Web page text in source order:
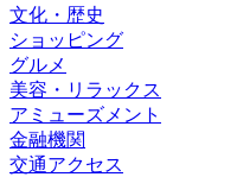
文化・歴史
ショッピング
グルメ
美容・リラックス
アミューズメント
金融機関
交通アクセス